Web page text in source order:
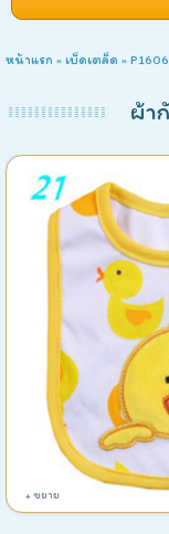
หน้าแรก » เบ็ดเตล็ด »
ผ้า
+ ขยาย